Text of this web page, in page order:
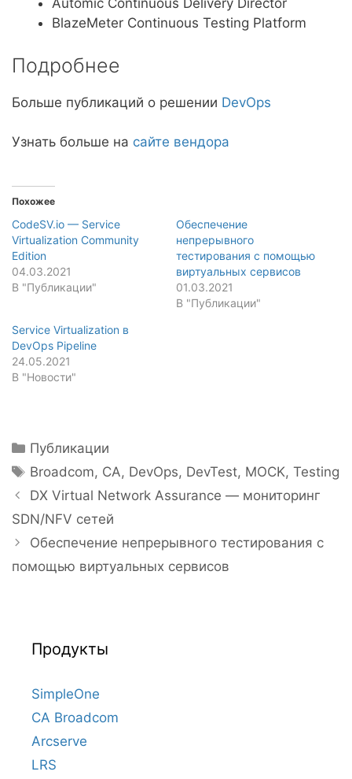
Automic Continuous Delivery Director
BlazeMeter Continuous Testing Platform
Подробнее
Больше публикаций о решении DevOps
Узнать больше на сайте вендора
Похожее
CodeSV.io — Service
Virtualization Community
Edition
04.03.2021
В "Публикации"
Обеспечение
непрерывного
тестирования с помощью
виртуальных сервисов
01.03.2021
В "Публикации"
Service Virtualization в
DevOps Pipeline
24.05.2021
В "Новости"
Рубрики
Публикации
Метки
Broadcom, CA, DevOps, DevTest, MOCK,Testing
Навигация
записи
DX Virtual Network Assurance — мониторинг
SDN/NFV сетей
Обеспечение непрерывного тестирования с
помощью виртуальных сервисов
Продукты
SimpleOne
CA Broadcom
Arcserve
LRS